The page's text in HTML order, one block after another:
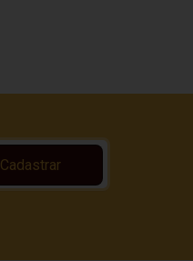
Cadastrar